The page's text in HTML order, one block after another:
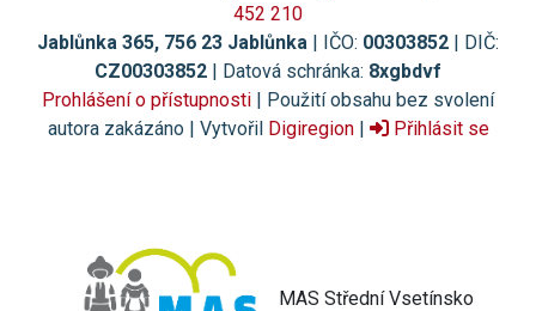
452 210
Jablůnka 365, 756 23 Jablůnka | IČO: 00303852 | DIČ:
CZ00303852 | Datová schránka: 8xgbdvf
Prohlášení o přístupnosti | Použití obsahu bez svolení
autora zakázáno | Vytvořil Digiregion| Přihlásit se
MAS Střední Vsetínsko